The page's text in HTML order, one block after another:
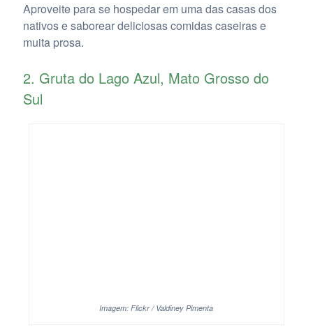
Aproveite para se hospedar em uma das casas dos
nativos e saborear deliciosas comidas caseiras e
muita prosa.
2. Gruta do Lago Azul, Mato Grosso do
Sul
Imagem: Flickr / Valdiney Pimenta